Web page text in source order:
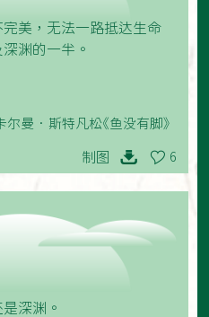
美，无法一路抵达生命
渊的一半。
曼•斯特凡松《鱼没有脚》
制图 6
深渊。